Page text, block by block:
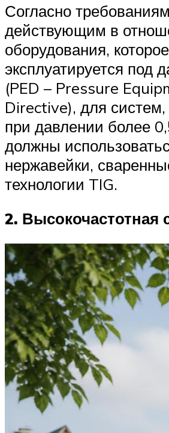
Согласно
действующим в
оборудования, которое
эксплуатируется под
(PED – Pressure
Directive), для
при давлении более
должны
нержавейки,
технологии TIG.
2. Высокочастотная